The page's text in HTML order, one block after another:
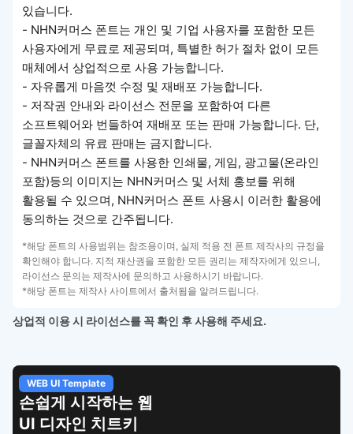
있습니다.
- NHN커머스 폰트는 개인 및 기업 사용자를 포함한 모든
사용자에게 무료로 제공되며, 특별한 허가 절차 없이 모든
매체에서 상업적으로 사용 가능합니다.
- 자유롭게 마음껏 수정 및 재배포 가능합니다.
- 저작권 안내와 라이선스 전문을 포함하여 다른
소프트웨어와 번들하여 재배포 또는 판매 가능합니다. 단,
글꼴자체의 유료 판매는 금지합니다.
- NHN커머스 폰트를 사용한 인쇄물, 게임, 광고물(온라인
포함)등의 이미지는 NHN커머스 및 서체 홍보를 위해
활용될 수 있으며, NHN커머스 폰트 사용시 이러한 활용에
동의하는 것으로 간주됩니다.
*해당 폰트의 사용범위는 참조용이며, 실제 적용 전 폰트 제작사의 규정을
확인해야 합니다. 지적 재산권을 포함한 모든 권리는 제작자에게 있으니,
라이선스 문의는 제작사에 문의하고 사용하시기 바랍니다.
*해당 폰트는 제작사 사이트에서 출처됨을 알려드립니다.
상업적 이용 시 라이선스를 꼭 확인 후 사용해 주세요.
WEB UI Template
손쉽게 시작하는 웹
UI 디자인 치트키